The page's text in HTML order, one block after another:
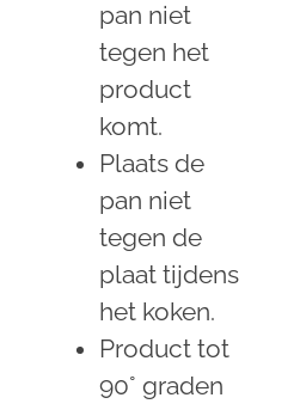
pan niet
tegen het
product
komt.
Plaats de
pan niet
tegen de
plaat tijdens
het koken.
Product tot
90° graden